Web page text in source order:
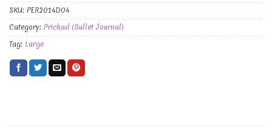
SKU: PER2014D04
Category: Prickad (Bullet Journal)
Tag: Large